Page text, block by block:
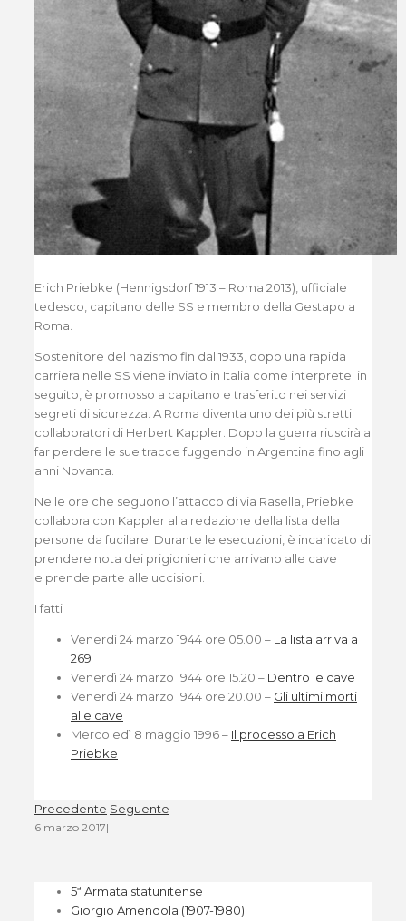
Erich Priebke (Hennigsdorf 1913 – Roma 2013), ufficiale
tedesco, capitano delle SS e membro della Gestapo a
Roma.
Sostenitore del nazismo fin dal 1933, dopo una rapida
carriera nelle SS viene inviato in Italia come interprete; in
seguito, è promosso a capitano e trasferito nei servizi
segreti di sicurezza. A Roma diventa uno dei più stretti
collaboratori di Herbert Kappler. Dopo la guerra riuscirà a
far perdere le sue tracce fuggendo in Argentina fino agli
anni Novanta.
Nelle ore che seguono l’attacco di via Rasella, Priebke
collabora con Kappler alla redazione della lista della
persone da fucilare. Durante le esecuzioni, è incaricato di
prendere nota dei prigionieri che arrivano alle cave
e prende parte alle uccisioni.
I fatti
Venerdì 24 marzo 1944 ore 05.00 – La lista arriva a
269
Venerdì 24 marzo 1944 ore 15.20 – Dentro le cave
Venerdì 24 marzo 1944 ore 20.00 – Gli ultimi morti
alle cave
Mercoledì 8 maggio 1996 – Il processo a Erich
Priebke
Precedente Seguente
6 marzo 2017|
5ª Armata statunitense
Giorgio Amendola (1907-1980)